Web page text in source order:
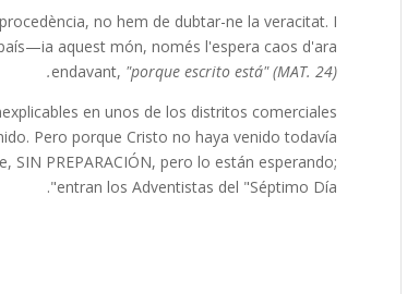
no hem de dubtar-ne la veracitat. I
aquest món, només l'espera caos d'ara
endavant, "porque escrito está" (MAT. 24).
en unos de los distritos comerciales
Pero porque Cristo no haya venido todavía
PREPARACIÓN, pero lo están esperando;
entran los Adventistas del "Séptimo Día".